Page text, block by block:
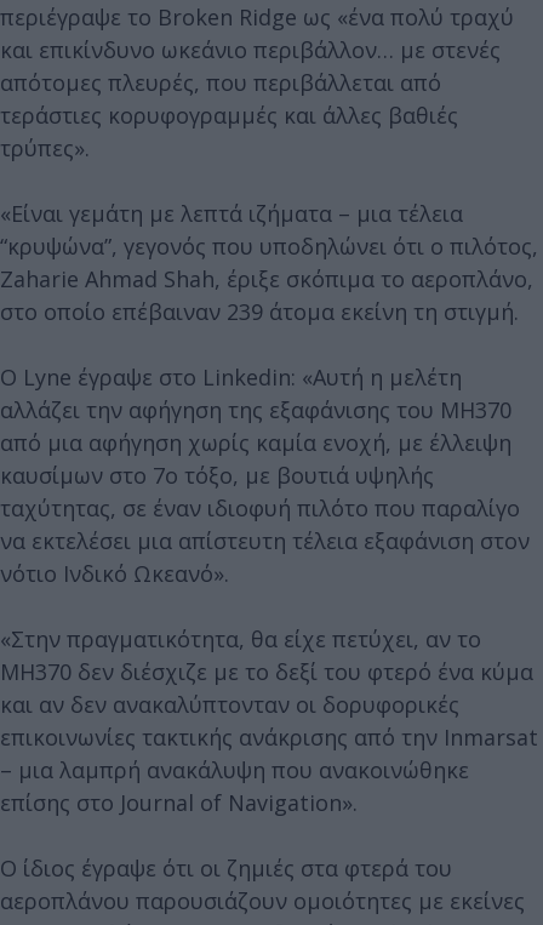
περιέγραψε το Broken Ridge ως «ένα πολύ τραχύ
και επικίνδυνο ωκεάνιο περιβάλλον… με στενές
απότομες πλευρές, που περιβάλλεται από
τεράστιες κορυφογραμμές και άλλες βαθιές
τρύπες».
«Είναι γεμάτη με λεπτά ιζήματα – μια τέλεια
“κρυψώνα”, γεγονός που υποδηλώνει ότι ο πιλότος,
Zaharie Ahmad Shah, έριξε σκόπιμα το αεροπλάνο,
στο οποίο επέβαιναν 239 άτομα εκείνη τη στιγμή.
Ο Lyne έγραψε στο Linkedin: «Αυτή η μελέτη
αλλάζει την αφήγηση της εξαφάνισης του MH370
από μια αφήγηση χωρίς καμία ενοχή, με έλλειψη
καυσίμων στο 7ο τόξο, με βουτιά υψηλής
ταχύτητας, σε έναν ιδιοφυή πιλότο που παραλίγο
να εκτελέσει μια απίστευτη τέλεια εξαφάνιση στον
νότιο Ινδικό Ωκεανό».
«Στην πραγματικότητα, θα είχε πετύχει, αν το
MH370 δεν διέσχιζε με το δεξί του φτερό ένα κύμα
και αν δεν ανακαλύπτονταν οι δορυφορικές
επικοινωνίες τακτικής ανάκρισης από την Inmarsat
– μια λαμπρή ανακάλυψη που ανακοινώθηκε
επίσης στο Journal of Navigation».
Ο ίδιος έγραψε ότι οι ζημιές στα φτερά του
αεροπλάνου παρουσιάζουν ομοιότητες με εκείνες